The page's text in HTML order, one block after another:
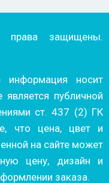
защищены.
информация носит
публичной
ст. 437 (2) ГК
что цена, цвет и
на сайте может
цену, дизайн и
заказа.